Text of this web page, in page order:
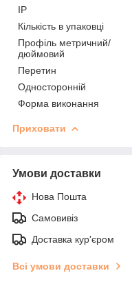
IP
Кількість в упаковці
Профіль метричний/
дюймовий
Перетин
Односторонній
Форма виконання
Приховати
Умови доставки
Нова Пошта
Самовивіз
Доставка кур'єром
Всі умови доставки